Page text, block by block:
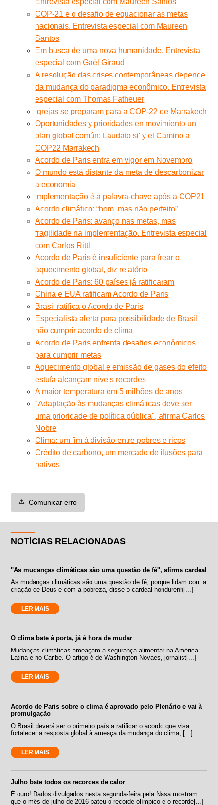
COP-21 e o desafio de equacionar as metas
nacionais. Entrevista especial com Maureen
Santos
Em busca de uma nova humanidade. Entrevista
especial com Gaël Giraud
A resolução das crises contemporâneas depende
da mudança do paradigma econômico. Entrevista
especial com Thomas Fatheuer
Igrejas se preparam para a COP-22 de Marrakech
Oportunidades y prioridades en movimiento un
plan global común: Laudato si’ y el Camino a
COP22 Marrakech
Acordo de Paris entra em vigor em Novembro
O mundo está distante da meta de descarbonizar
a economia
Implementação é a palavra-chave após a COP21
Acordo climático: “bom, mas não perfeito”
Acordo de Paris: avanço nas metas, mas
fragilidade na implementação. Entrevista especial
com Carlos Rittl
Acordo de Paris é insuficiente para frear o
aquecimento global, diz relatório
Acordo de Paris: 60 países já ratificaram
China e EUA ratificam Acordo de Paris
Brasil ratifica o Acordo de Paris
Especialista alerta para possibilidade de Brasil
não cumprir acordo de clima
Acordo de Paris enfrenta desafios econômicos
para cumprir metas
Aquecimento global e emissão de gases do efeito
estufa alcançam níveis recordes
A maior temperatura em 5 milhões de anos
"Adaptação às mudanças climáticas deve ser
uma prioridade de política pública", afirma Carlos
Nobre
Clima: um fim à divisão entre pobres e ricos
Crédito de carbono, um mercado de ilusões para
nativos
⚠️ Comunicar erro
NOTÍCIAS RELACIONADAS
''As mudanças climáticas são uma questão de fé'', afirma cardeal
As mudanças climáticas são uma questão de fé, porque lidam com a
criação de Deus e com a pobreza, disse o cardeal hondurenh[...]
LER MAIS
O clima bate à porta, já é hora de mudar
Mudanças climáticas ameaçam a segurança alimentar na América
Latina e no Caribe. O artigo é de Washington Novaes, jornalist[...]
LER MAIS
Acordo de Paris sobre o clima é aprovado pelo Plenário e vai à
promulgação
O Brasil deverá ser o primeiro país a ratificar o acordo que visa
fortalecer a resposta global à ameaça da mudança do clima, [...]
LER MAIS
Julho bate todos os recordes de calor
É ouro! Dados divulgados nesta segunda-feira pela Nasa mostram
que o mês de julho de 2016 bateu o recorde olímpico e o recorde[...]